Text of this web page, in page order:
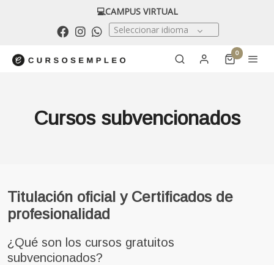
💻CAMPUS VIRTUAL
Seleccionar idioma
0
Cursos subvencionados
Titulación oficial y Certificados de
profesionalidad
¿Qué son los cursos gratuitos
subvencionados?